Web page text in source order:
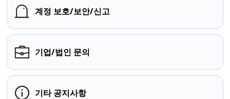
계정 보호/보안/신고
기업/법인 문의
기타 공지사항